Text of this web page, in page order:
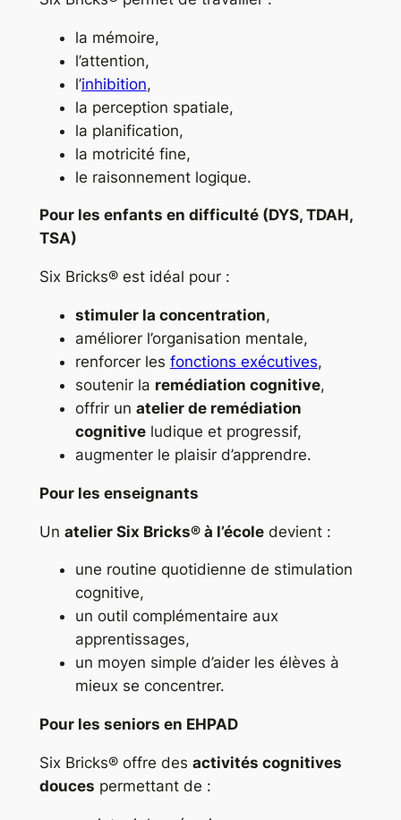
la mémoire,
l’attention,
l’inhibition,
la perception spatiale,
la planification,
la motricité fine,
le raisonnement logique.
Pour les enfants en difficulté (DYS, TDAH,
TSA)
Six Bricks® est idéal pour :
stimuler la concentration,
améliorer l’organisation mentale,
renforcer les fonctions exécutives,
soutenir la remédiation cognitive,
offrir un atelier de remédiation
cognitiveludique et progressif,
augmenter le plaisir d’apprendre.
Pour les enseignants
Un atelier Six Bricks® à l’écoledevient :
une routine quotidienne de stimulation
cognitive,
un outil complémentaire aux
apprentissages,
un moyen simple d’aider les élèves à
mieux se concentrer.
Pour les seniors en EHPAD
Six Bricks® offre des activités cognitives
douces permettant de :